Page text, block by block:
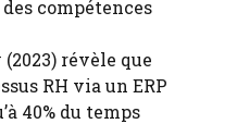
compétences
révèle que
RH via un ERP
40% du temps